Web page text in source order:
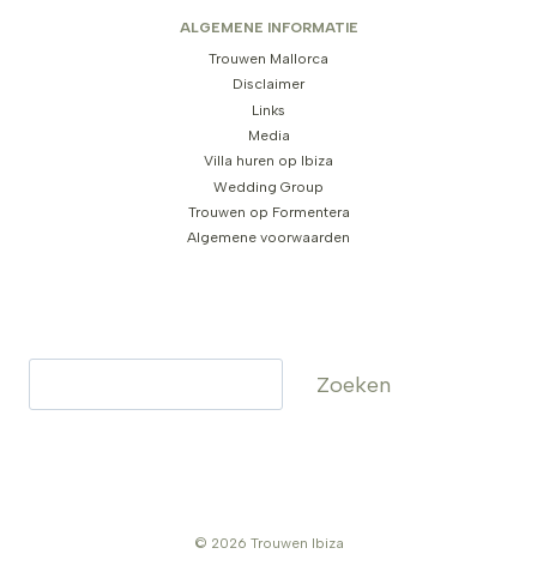
ALGEMENE INFORMATIE
Trouwen Mallorca
Disclaimer
Links
Media
Villa huren op Ibiza
Wedding Group
Trouwen op Formentera
Algemene voorwaarden
Zoeken
© 2026 Trouwen Ibiza